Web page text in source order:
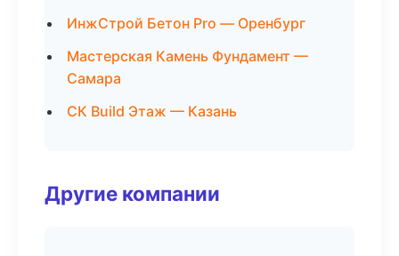
ИнжСтрой Бетон Pro — Оренбург
Мастерская Камень Фундамент —
Самара
СК Build Этаж — Казань
Другие компании